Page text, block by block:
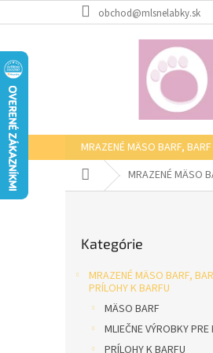
na
obchod@mlsnelabky.sk
MRAZENÉ MÄSO BARF,
DomovMRAZENÉ MÄSO
kategórie
Kategórie
MRAZENÉ MÄSO BARF,
PRÍLOHY K BARFU
MÄSO BARF
MLIEČNE VÝROBKY PRE
PRÍLOHY K BARFU